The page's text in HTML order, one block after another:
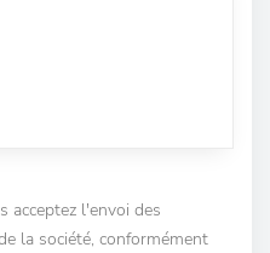
acceptez l'envoi des
la société, conformément